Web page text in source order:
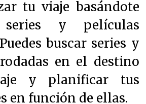
tu viaje basándote
y películas
buscar series y
en el destino
y planificar tus
en función de ellas.